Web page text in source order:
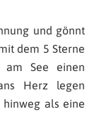
und gönnt
dem 5 Sterne
am See einen
Herz legen
hinweg als eine